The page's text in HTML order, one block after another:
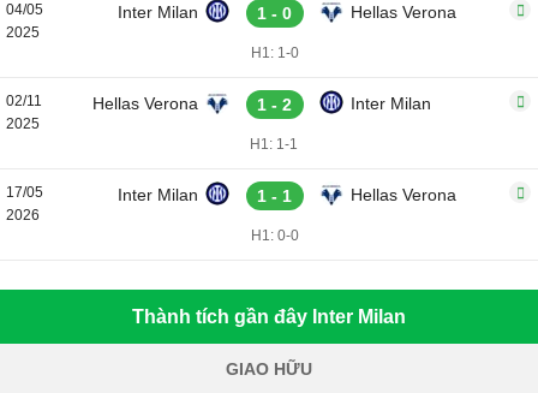
04/05
2025
Inter Milan 1 - 0 Hellas Verona
H1: 1-0
02/11
2025
Hellas Verona 1 - 2 Inter Milan
H1: 1-1
17/05
2026
Inter Milan 1 - 1 Hellas Verona
H1: 0-0
Thành tích gần đây Inter Milan
GIAO HỮU